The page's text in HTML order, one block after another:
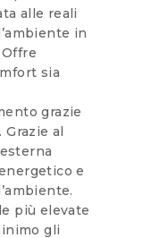
alle reali
in
sia
grazie
al
e
più elevate
gli